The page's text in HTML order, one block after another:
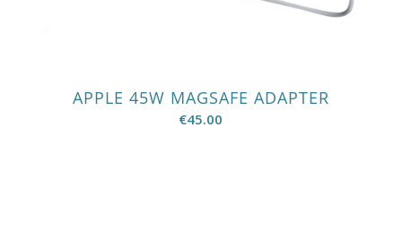
APPLE 45W MAGSAFE ADAPTER
€45.00